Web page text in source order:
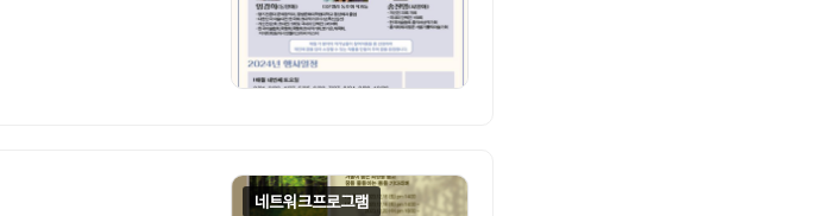
네트워크프로그램